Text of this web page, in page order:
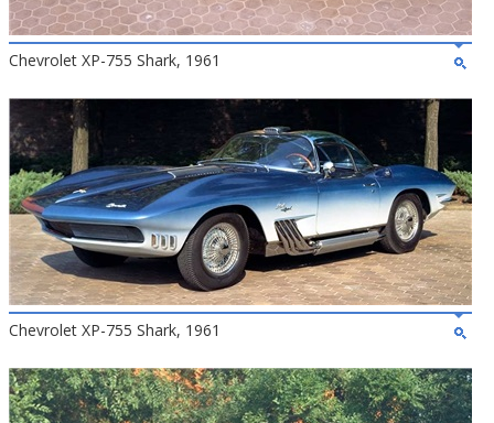
Chevrolet XP-755 Shark, 1961
Chevrolet XP-755 Shark, 1961